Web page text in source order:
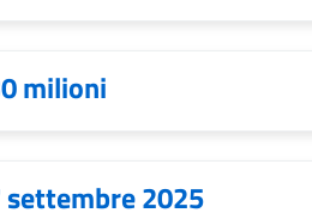
milioni
settembre 2025